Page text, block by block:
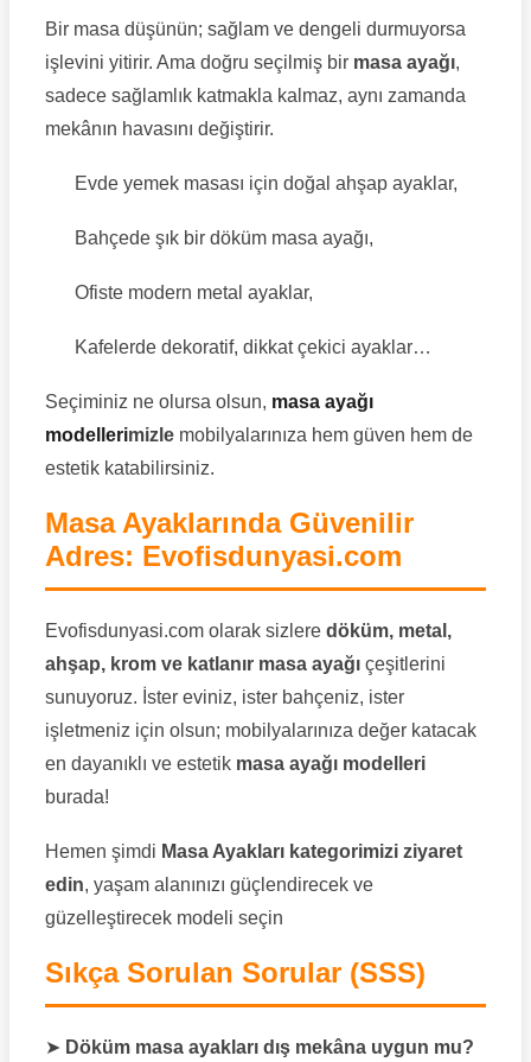
Bir masa düşünün; sağlam ve dengeli durmuyorsa
işlevini yitirir. Ama doğru seçilmiş bir masa ayağı,
sadece sağlamlık katmakla kalmaz, aynı zamanda
mekânın havasını değiştirir.
Evde yemek masası için doğal ahşap ayaklar,
Bahçede şık bir döküm masa ayağı,
Ofiste modern metal ayaklar,
Kafelerde dekoratif, dikkat çekici ayaklar…
Seçiminiz ne olursa olsun, masa ayağı
modellerimizle mobilyalarınıza hem güven hem de
estetik katabilirsiniz.
Masa Ayaklarında Güvenilir
Adres: Evofisdunyasi.com
Evofisdunyasi.com olarak sizlere döküm, metal,
ahşap, krom ve katlanır masa ayağı çeşitlerini
sunuyoruz. İster eviniz, ister bahçeniz, ister
işletmeniz için olsun; mobilyalarınıza değer katacak
en dayanıklı ve estetik masa ayağı modelleri
burada!
Hemen şimdi Masa Ayakları kategorimizi ziyaret
edin, yaşam alanınızı güçlendirecek ve
güzelleştirecek modeli seçin
Sıkça Sorulan Sorular (SSS)
➤ Döküm masa ayakları dış mekâna uygun mu?